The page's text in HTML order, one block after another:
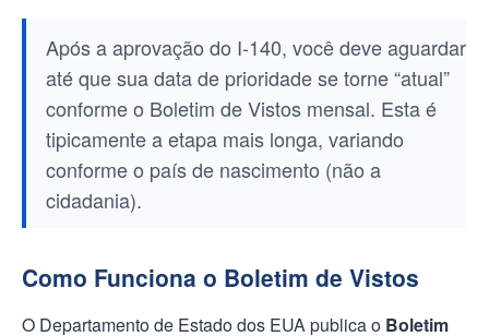
Após a aprovação do I-140, você deve aguardar
até que sua data de prioridade se torne “atual”
conforme o Boletim de Vistos mensal. Esta é
tipicamente a etapa mais longa, variando
conforme o país de nascimento (não a
cidadania).
Como Funciona o Boletim de Vistos
O Departamento de Estado dos EUA publica o Boletim